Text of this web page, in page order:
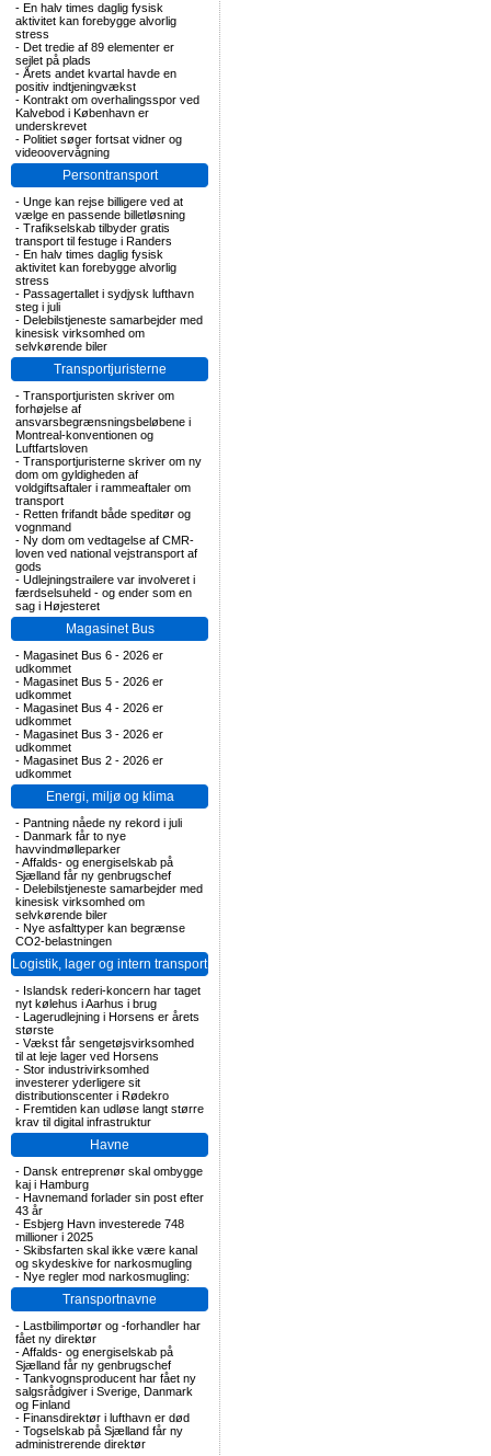
- En halv times daglig fysisk
aktivitet kan forebygge alvorlig
stress
- Det tredie af 89 elementer er
sejlet på plads
- Årets andet kvartal havde en
positiv indtjeningvækst
- Kontrakt om overhalingsspor ved
Kalvebod i København er
underskrevet
- Politiet søger fortsat vidner og
videoovervågning
Persontransport
- Unge kan rejse billigere ved at
vælge en passende billetløsning
- Trafikselskab tilbyder gratis
transport til festuge i Randers
- En halv times daglig fysisk
aktivitet kan forebygge alvorlig
stress
- Passagertallet i sydjysk lufthavn
steg i juli
- Delebilstjeneste samarbejder med
kinesisk virksomhed om
selvkørende biler
Transportjuristerne
- Transportjuristen skriver om
forhøjelse af
ansvarsbegrænsningsbeløbene i
Montreal-konventionen og
Luftfartsloven
- Transportjuristerne skriver om ny
dom om gyldigheden af
voldgiftsaftaler i rammeaftaler om
transport
- Retten frifandt både speditør og
vognmand
- Ny dom om vedtagelse af CMR-
loven ved national vejstransport af
gods
- Udlejningstrailere var involveret i
færdselsuheld - og ender som en
sag i Højesteret
Magasinet Bus
- Magasinet Bus 6 - 2026 er
udkommet
- Magasinet Bus 5 - 2026 er
udkommet
- Magasinet Bus 4 - 2026 er
udkommet
- Magasinet Bus 3 - 2026 er
udkommet
- Magasinet Bus 2 - 2026 er
udkommet
Energi, miljø og klima
- Pantning nåede ny rekord i juli
- Danmark får to nye
havvindmølleparker
-Affalds- og energiselskab på
Sjælland får ny genbrugschef
- Delebilstjeneste samarbejder med
kinesisk virksomhed om
selvkørende biler
- Nye asfalttyper kan begrænse
CO2-belastningen
Logistik, lager og intern transport
- Islandsk rederi-koncern har taget
nyt kølehus i Aarhus i brug
- Lagerudlejning i Horsens er årets
største
- Vækst får sengetøjsvirksomhed
til at leje lager ved Horsens
- Stor industrivirksomhed
investerer yderligere sit
distributionscenter i Rødekro
- Fremtiden kan udløse langt større
krav til digital infrastruktur
Havne
- Dansk entreprenør skal ombygge
kaj i Hamburg
- Havnemand forlader sin post efter
43 år
- Esbjerg Havn investerede 748
millioner i 2025
- Skibsfarten skal ikke være kanal
og skydeskive for narkosmugling
- Nye regler mod narkosmugling:
Transportnavne
- Lastbilimportør og -forhandler har
fået ny direktør
-Affalds- og energiselskab på
Sjælland får ny genbrugschef
- Tankvognsproducent har fået ny
salgsrådgiver i Sverige, Danmark
og Finland
- Finansdirektør i lufthavn er død
- Togselskab på Sjælland får ny
administrerende direktør